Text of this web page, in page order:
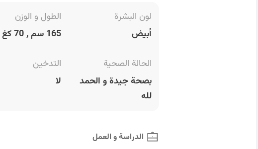
لون البشرة
أبيض
الطول و الوزن
165 سم , 70 كغ
الحالة الصحية
بصحة جيدة و الحمد
لله
التدخين
لا
الدراسة و العمل